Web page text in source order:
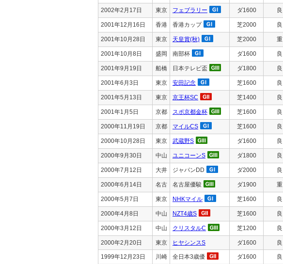
2002年2月17日 東京 フェブラリー ダ1600 良
2001年12月16日 香港 香港カップ 芝2000 良
2001年10月28日 東京 天皇賞(秋) 芝2000 重
2001年10月8日 盛岡 南部杯 ダ1600 良
2001年9月19日 船橋 日本テレビ盃 ダ1800 良
2001年6月3日 東京 安田記念 芝1600 良
2001年5月13日 東京 京王杯SC 芝1400 良
2001年1月5日 京都 スポ京都金杯 芝1600 良
2000年11月19日 京都 マイルCS 芝1600 良
2000年10月28日 東京 武蔵野S ダ1600 良
2000年9月30日 中山 ユニコーンS ダ1800 良
2000年7月12日 大井 ジャパンDD ダ2000 良
2000年6月14日 名古 名古屋優駿 ダ1900 重
2000年5月7日 東京 NHKマイル 芝1600 良
2000年4月8日 中山 NZT4歳S 芝1600 良
2000年3月12日 中山 クリスタルC 芝1200 良
2000年2月20日 東京 ヒヤシンスS ダ1600 良
1999年12月23日 川崎 全日本3歳優 ダ1600 良